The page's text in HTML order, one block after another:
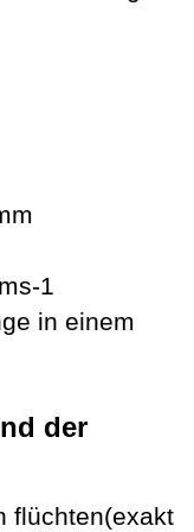
1
in einem
der
flüchten(exakt